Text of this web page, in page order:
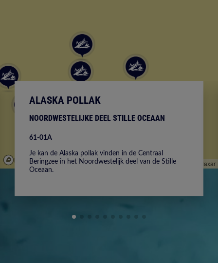
© Mapbox© OpenStreetMap Improve this map © Maxar
ALASKA POLLAK
NOORDWESTELIJKE DEEL STILLE OCEAAN
61-01A
Je kan de Alaska pollak vinden in de Centraal
Beringzee in het Noordwestelijk deel van de Stille
Oceaan.